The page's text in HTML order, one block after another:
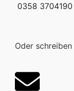
0358 3704190
Oder